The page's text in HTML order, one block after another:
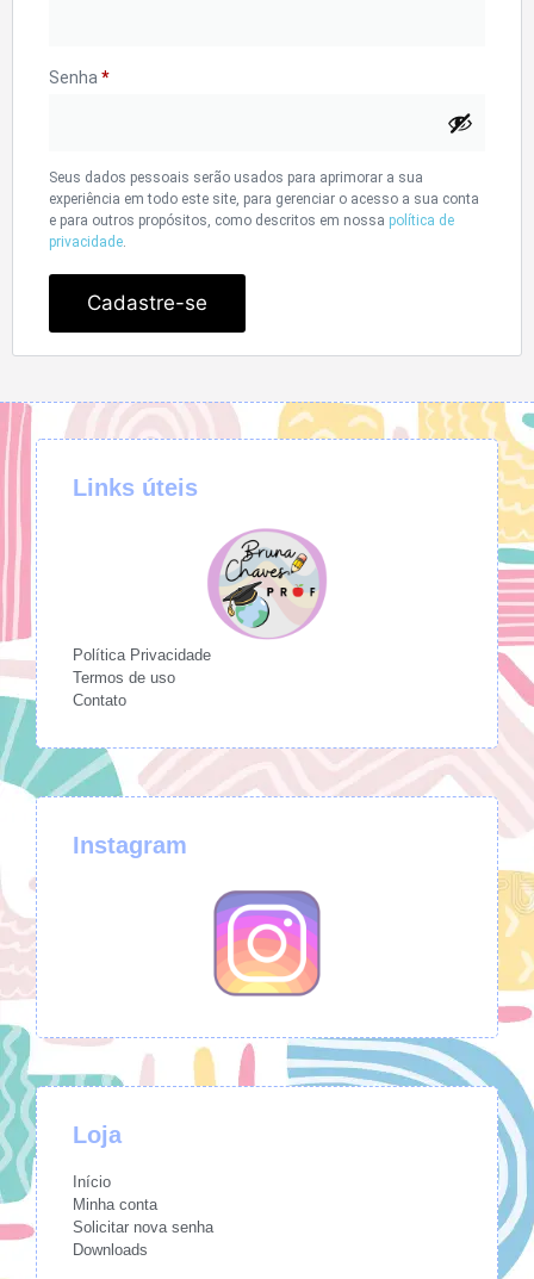
Senha *
Seus dados pessoais serão usados para aprimorar a sua
experiência em todo este site, para gerenciar o acesso a sua conta
e para outros propósitos, como descritos em nossa política de
privacidade
Cadastre-se
Links úteis
Política Privacidade
Termos de uso
Contato
Instagram
Loja
Início
Minha conta
Solicitar nova senha
Downloads